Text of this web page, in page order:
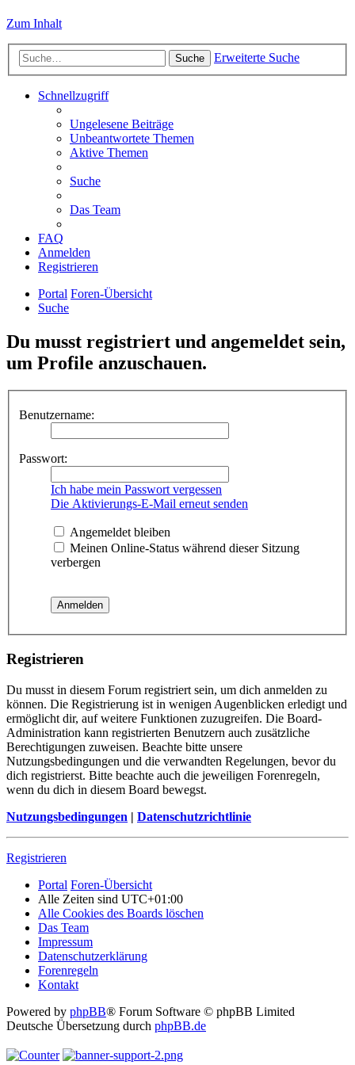
Zum Inhalt
Suche Erweiterte Suche
Schnellzugriff
Ungelesene Beiträge
Unbeantwortete Themen
Aktive Themen
Suche
Das Team
FAQ
Anmelden
Registrieren
Portal Foren-Übersicht
Suche
Du musst registriert und angemeldet sein,
um Profile anzuschauen.
Benutzername:
Passwort:
Ich habe mein Passwort vergessen
Die Aktivierungs-E-Mail erneut senden
Angemeldet bleiben
Meinen Online-Status während dieser Sitzung
verbergen
Registrieren
Du musst in diesem Forum registriert sein, um dich anmelden zu
können. Die Registrierung ist in wenigen Augenblicken erledigt und
ermöglicht dir, auf weitere Funktionen zuzugreifen. Die Board-
Administration kann registrierten Benutzern auch zusätzliche
Berechtigungen zuweisen. Beachte bitte unsere
Nutzungsbedingungen und die verwandten Regelungen, bevor du
dich registrierst. Bitte beachte auch die jeweiligen Forenregeln,
wenn du dich in diesem Board bewegst.
Nutzungsbedingungen | Datenschutzrichtlinie
Registrieren
Portal Foren-Übersicht
Alle Zeiten sind UTC+01:00
Alle Cookies des Boards löschen
Das Team
Impressum
Datenschutzerklärung
Forenregeln
Kontakt
Powered by phpBB® Forum Software © phpBB Limited
Deutsche Übersetzung durch phpBB.de